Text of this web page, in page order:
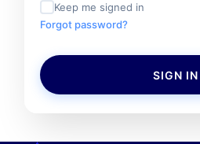
Keep me signed in
Forgot password?
SIGN IN